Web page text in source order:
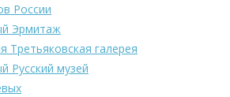
России
Эрмитаж
Третьяковская галерея
Русский музей